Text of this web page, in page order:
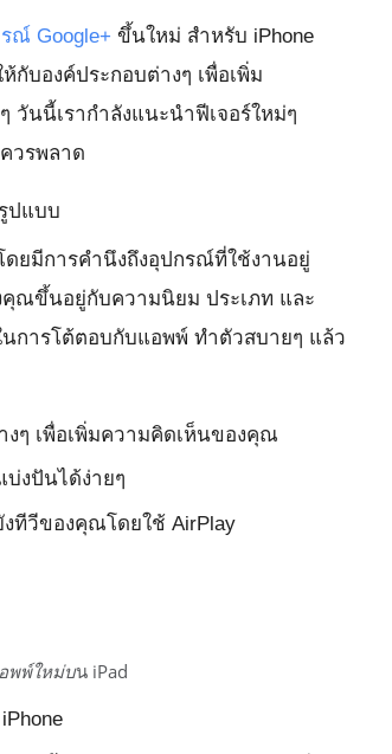
ณ์ Google+ ขึ้นใหม่ สำหรับ iPhone
กับองค์ประกอบต่างๆ เพื่อเพิ่ม
วันนี้เรากำลังแนะนำฟีเจอร์ใหม่ๆ
วรพลาด
ปแบบ
ดยมีการคำนึงถึงอุปกรณ์ที่ใช้งานอยู่
คุณขึ้นอยู่กับความนิยม ประเภท และ
นการโต้ตอบกับแอพพ์ ทำตัวสบายๆ แล้ว
งๆ เพื่อเพิ่มความคิดเห็นของคุณ
งปันได้ง่ายๆ
ทีวีของคุณโดยใช้ AirPlay
พพ์ใหม่บน iPad